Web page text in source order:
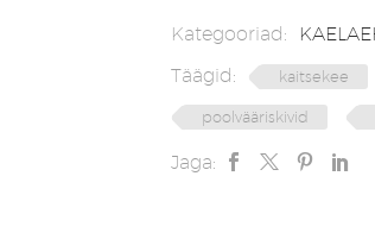
Kategooriad:
Täägid:
kaitsekee
poolvääriskivid
Jaga: